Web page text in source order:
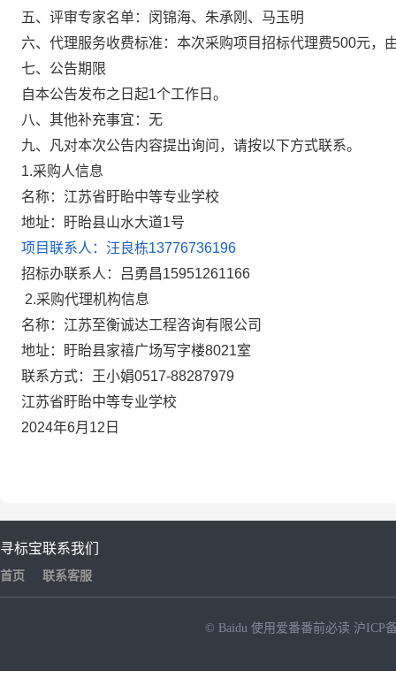
五、评审专家名单：闵锦海、朱承刚、马玉明
六、代理服务收费标准：本次采购项目招标代理费500元，
七、公告期限
自本公告发布之日起1个工作日。
八、其他补充事宜：无
九、凡对本次公告内容提出询问，请按以下方式联系。
1.采购人信息
名称：江苏省盱眙中等专业学校
地址：盱眙县山水大道1号
项目联系人：汪良栋13776736196
招标办联系人：吕勇昌15951261166
2.采购代理机构信息
名称：江苏至衡诚达工程咨询有限公司
地址：盱眙县家禧广场写字楼8021室
联系方式：王小娟0517-88287979
江苏省盱眙中等专业学校
2024年6月12日
寻标宝
首页
联系我们
联系客服
© Baidu 使用爱番番前必读 沪ICP